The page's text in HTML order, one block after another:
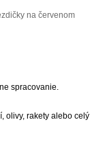
na červenom
spracovanie.
olivy, rakety alebo celý